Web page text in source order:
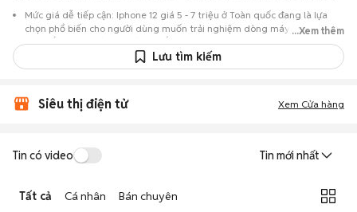
Mức giá dễ tiếp cận: Iphone 12 giá 5 - 7 triệu ở Toàn quốc đang là lựa
chọn phổ biến cho người dùng muốn trải nghiệm dòng máy này với chi
phí thấp hơn so với khi mới ra mắt.
Nhiều lựa chọn trong tầm giá: Nhiều tin đăng Iphone 12 giá 5 - 7 triệu ở
Chủ động kiểm tra máy: Dễ dàng hẹn gặp để kiểm tra ngoại hình và
Mua bán nhanh chóng: Giao dịch trực tiếp, ít thủ tục, chốt nhanh khi hai
bên đồng ý.
...Xem thêm
Lưu tìm kiếm
Siêu thị điện tử Xem Cửa hàng
Tin có video Tin mới nhất
Tất cả Cá nhân Bán chuyên